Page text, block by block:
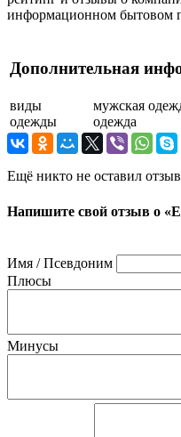
информационном бытовом
Дополнительная
виды
одежды
мужская
одежда
Ещё никто не оставил
Напишите свой отзыв о
Имя / Псевдоним
Плюсы
Минусы